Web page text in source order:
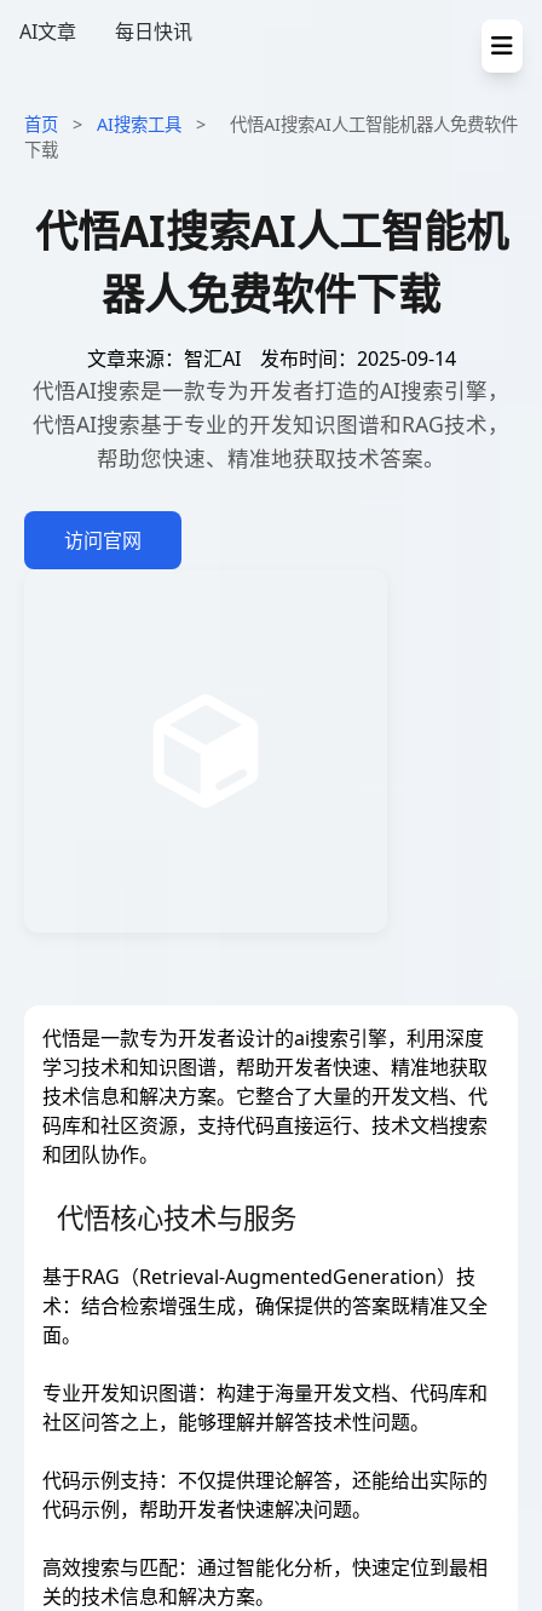
AI文章 每日快讯
首页 > AI搜索工具 >
代悟AI搜索AI人工智能机器人免费软件
下载
代悟AI搜索AI人工智能机
器人免费软件下载
文章来源：智汇AI 发布时间：2025-09-14
代悟AI搜索是一款专为开发者打造的AI搜索引擎，
代悟AI搜索基于专业的开发知识图谱和RAG技术，
帮助您快速、精准地获取技术答案。
访问官网
代悟是一款专为开发者设计的ai搜索引擎，利用深度
学习技术和知识图谱，帮助开发者快速、精准地获取
技术信息和解决方案。它整合了大量的开发文档、代
码库和社区资源，支持代码直接运行、技术文档搜索
和团队协作。
代悟核心技术与服务
基于RAG（Retrieval-AugmentedGeneration）技
术：结合检索增强生成，确保提供的答案既精准又全
面。
专业开发知识图谱：构建于海量开发文档、代码库和
社区问答之上，能够理解并解答技术性问题。
代码示例支持：不仅提供理论解答，还能给出实际的
代码示例，帮助开发者快速解决问题。
高效搜索与匹配：通过智能化分析，快速定位到最相
关的技术信息和解决方案。